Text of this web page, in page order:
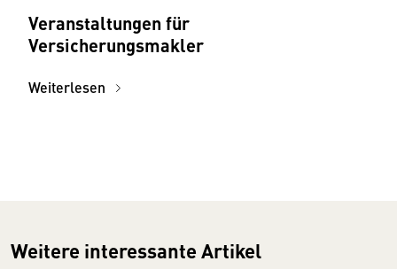
Veranstaltungen für
Versicherungsmakler
Weiterlesen
Weitere interessante Artikel